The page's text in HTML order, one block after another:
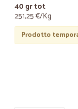
40 gr tot
251,25 €/Kg
Prodotto